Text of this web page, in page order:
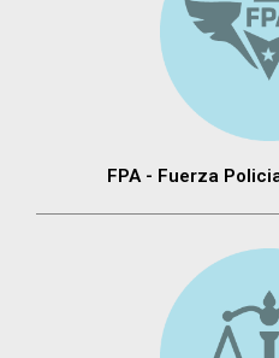
FPA - Fuerza